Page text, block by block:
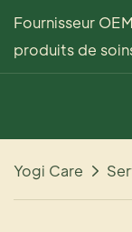
Fournisseur
produits de
Yogi Care